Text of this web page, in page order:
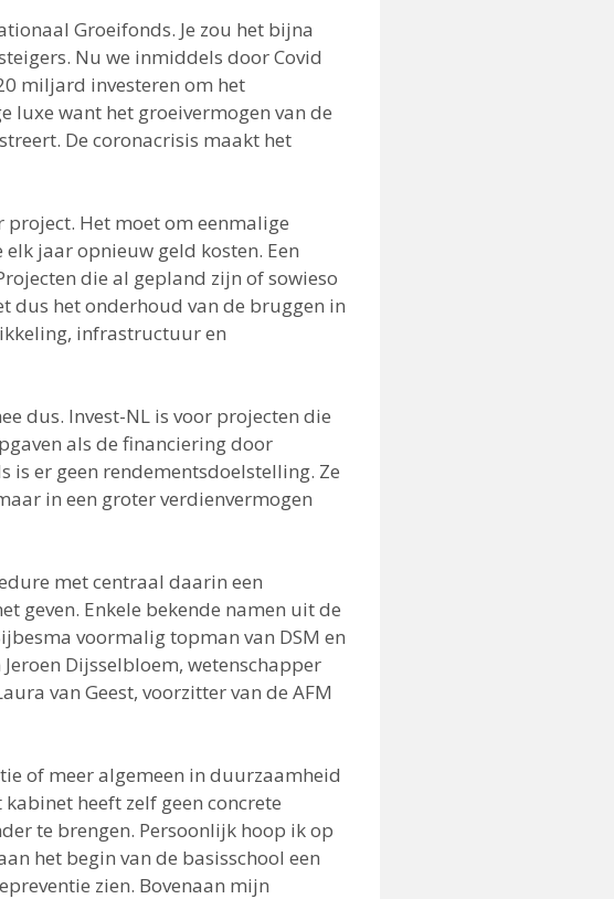
Groeifonds. Je zou het bijna
Nu we inmiddels door Covid
miljard investeren om het
luxe want het groeivermogen van de
De coronacrisis maakt het
Het moet om eenmalige
jaar opnieuw geld kosten. Een
die al gepland zijn of sowieso
dus het onderhoud van de bruggen in
infrastructuur en
dus. Invest-NL is voor projecten die
als de financiering door
is er geen rendementsdoelstelling. Ze
in een groter verdienvermogen
met centraal daarin een
geven. Enkele bekende namen uit de
voormalig topman van DSM en
Dijsselbloem, wetenschapper
van Geest, voorzitter van de AFM
of meer algemeen in duurzaamheid
heeft zelf geen concrete
te brengen. Persoonlijk hoop ik op
het begin van de basisschool een
zien. Bovenaan mijn